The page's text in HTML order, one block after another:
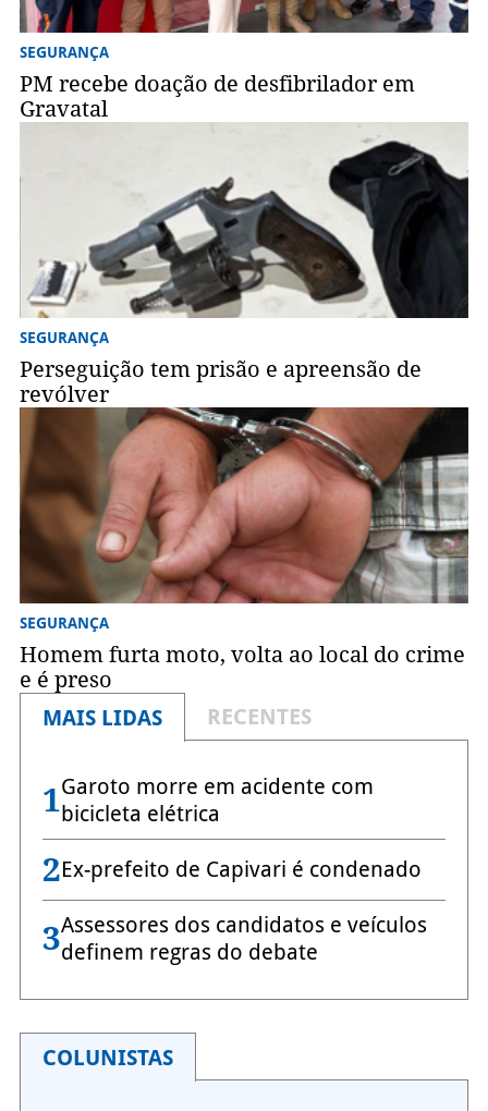
SEGURANÇA
PM recebe doação de desfibrilador em
Gravatal
SEGURANÇA
Perseguição tem prisão e apreensão de
revólver
SEGURANÇA
Homem furta moto, volta ao local do crime
e é preso
MAIS LIDAS
RECENTES
1Garoto morre em acidente com
bicicleta elétrica
2Ex-prefeito de Capivari é condenado
3Assessores dos candidatos e veículos
definem regras do debate
COLUNISTAS